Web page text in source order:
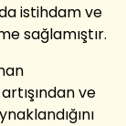
istihdam ve
sağlamıştır.
ve